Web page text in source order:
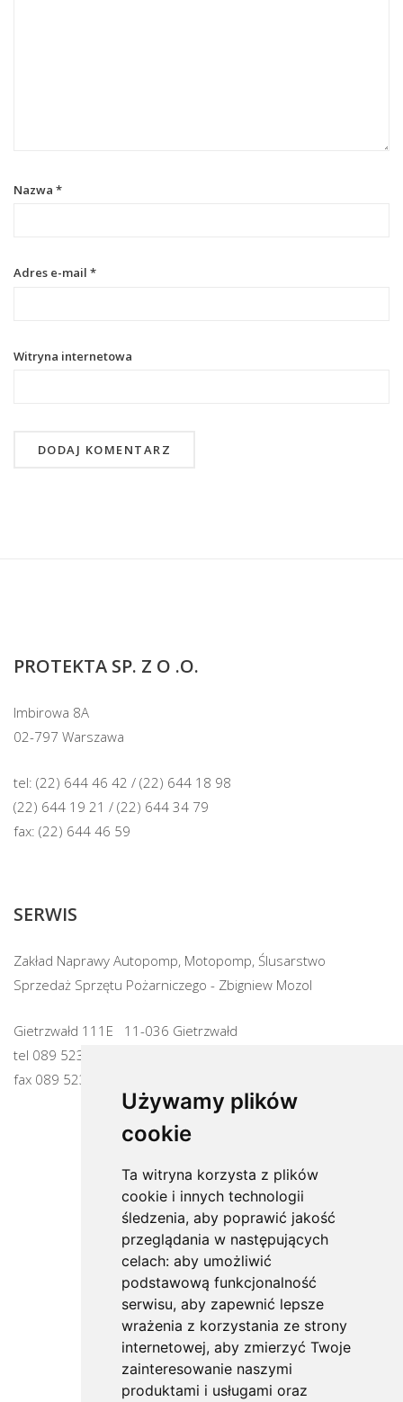
Używamy plików
cookie
Ta witryna korzysta z plików
cookie i innych technologii
śledzenia, aby poprawić jakość
przeglądania w następujących
celach: aby umożliwić
podstawową funkcjonalność
serwisu, aby zapewnić lepsze
wrażenia z korzystania ze strony
internetowej, aby zmierzyć Twoje
zainteresowanie naszymi
produktami i usługami oraz
Nazwa *
Adres e-mail *
Witryna internetowa
PROTEKTA SP. Z O .O.
Imbirowa 8A
02-797 Warszawa
tel: (22) 644 46 42 / (22) 644 18 98
(22) 644 19 21 / (22) 644 34 79
fax: (22) 644 46 59
SERWIS
Zakład Naprawy Autopomp, Motopomp, Ślusarstwo
Sprzedaż Sprzętu Pożarniczego - Zbigniew Mozol
Gietrzwałd 111E 11-036 Gietrzwałd
tel 089 523 82 59
fax 089 523 98 55